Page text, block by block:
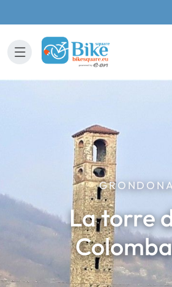
GRONDONA
La torre